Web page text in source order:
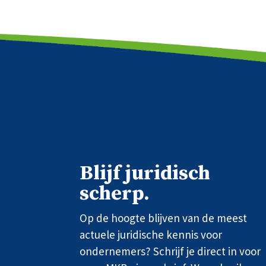
Blijf juridisch
scherp.
Op de hoogte blijven van de meest
actuele juridische kennis voor
ondernemers? Schrijf je direct in voor